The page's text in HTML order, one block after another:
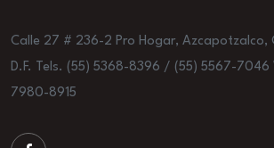
Calle 27 # 236-2 Pro Hogar, Azcapotzalco,
D.F. Tels. (55) 5368-8396 / (55) 5567-7046
7980-8915